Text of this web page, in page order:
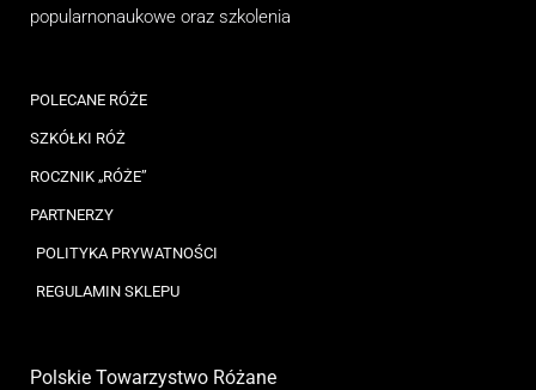
popularnonaukowe oraz szkolenia
POLECANE RÓŻE
SZKÓŁKI RÓŻ
ROCZNIK „RÓŻE”
PARTNERZY
POLITYKA PRYWATNOŚCI
REGULAMIN SKLEPU
Polskie Towarzystwo Różane